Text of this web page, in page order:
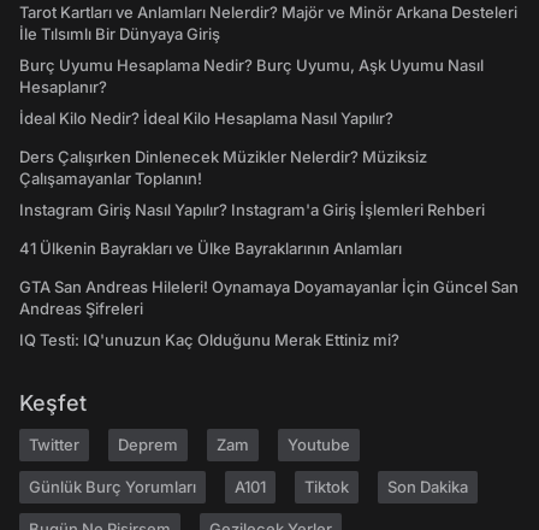
Tarot Kartları ve Anlamları Nelerdir? Majör ve Minör Arkana Desteleri
İle Tılsımlı Bir Dünyaya Giriş
Burç Uyumu Hesaplama Nedir? Burç Uyumu, Aşk Uyumu Nasıl
Hesaplanır?
İdeal Kilo Nedir? İdeal Kilo Hesaplama Nasıl Yapılır?
Ders Çalışırken Dinlenecek Müzikler Nelerdir? Müziksiz
Çalışamayanlar Toplanın!
Instagram Giriş Nasıl Yapılır? Instagram'a Giriş İşlemleri Rehberi
41 Ülkenin Bayrakları ve Ülke Bayraklarının Anlamları
GTA San Andreas Hileleri! Oynamaya Doyamayanlar İçin Güncel San
Andreas Şifreleri
IQ Testi: IQ'unuzun Kaç Olduğunu Merak Ettiniz mi?
Keşfet
Twitter Deprem Zam Youtube
Günlük Burç Yorumları A101 Tiktok Son Dakika